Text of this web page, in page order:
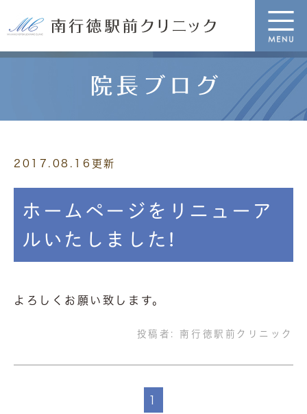
院長ブログ
2017.08.16更新
ホームページをリニューア
ルいたしました!
よろしくお願い致します。
投稿者: 南行徳駅前クリニック
1